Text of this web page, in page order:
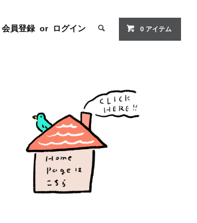
会員登録 or ログイン 0 アイテム